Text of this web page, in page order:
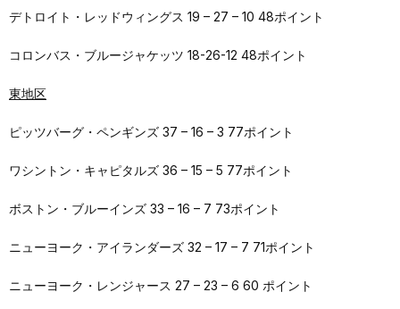
デトロイト・レッドウィングス 19 – 27 – 10 48ポイント
コロンバス・ブルージャケッツ 18-26-12 48ポイント
東地区
ピッツバーグ・ペンギンズ 37 – 16 – 3 77ポイント
ワシントン・キャピタルズ 36 – 15 – 5 77ポイント
ボストン・ブルーインズ 33 – 16 – 7 73ポイント
ニューヨーク・アイランダーズ 32 – 17 – 7 71ポイント
ニューヨーク・レンジャース 27 – 23 – 6 60 ポイント